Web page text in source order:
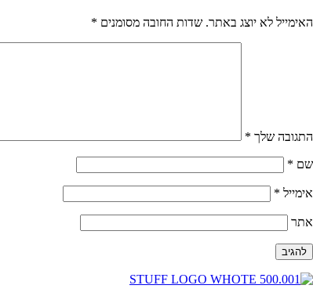
האימייל לא יוצג באתר. שדות החובה מסומנים *
התגובה שלך *
שם *
אימייל *
אתר